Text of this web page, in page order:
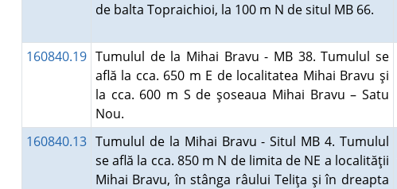
de balta Topraichioi, la 100 m N de situl MB 66.
160840.19 Tumulul de la Mihai Bravu - MB 38. Tumulul se
află la cca. 650 m E de localitatea Mihai Bravu şi
la cca. 600 m S de şoseaua Mihai Bravu – Satu
Nou.
160840.13 Tumulul de la Mihai Bravu - Situl MB 4. Tumulul
se află la cca. 850 m N de limita de NE a localităţii
Mihai Bravu, în stânga râului Teliţa şi în dreapta